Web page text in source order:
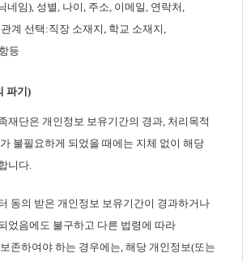
네임), 성별, 나이, 주소, 이메일, 연락처,
계 선택:직장 소재지, 학교 소재지,
등
파기)
재단은 개인정보 보유기간의 경과, 처리목적
불필요하게 되었을 때에는 지체 없이 해당
니다.
동의 받은 개인정보 보유기간이 경과하거나
었음에도 불구하고 다른 법령에 따라
존하여야 하는 경우에는, 해당 개인정보(또는